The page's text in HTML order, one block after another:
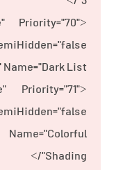
Priority="70"
List"/>
Priority="71"
Shading"/>